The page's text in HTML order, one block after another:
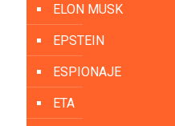
ELON MUSK
EPSTEIN
ESPIONAJE
ETA